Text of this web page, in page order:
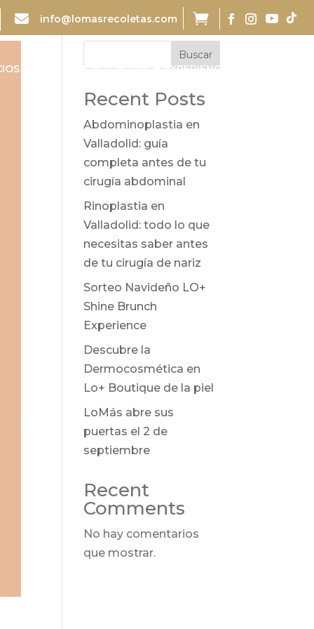
 info@lomasrecoletas.com 
TIENDA BRUNCH EXPERIENCE
Buscar
Recent Posts
Abdominoplastia en
Valladolid: guía
completa antes de tu
cirugía abdominal
Rinoplastia en
Valladolid: todo lo que
necesitas saber antes
de tu cirugía de nariz
Sorteo Navideño LO+
Shine Brunch
Experience
Descubre la
Dermocosmética en
Lo+ Boutique de la piel
LoMás abre sus
puertas el 2 de
septiembre
Recent
Comments
No hay comentarios
que mostrar.